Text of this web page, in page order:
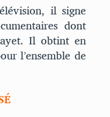
il signe
dont
Il obtint en
l’ensemble de